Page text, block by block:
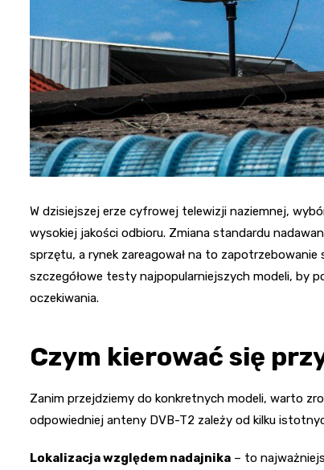
W dzisiejszej erze cyfrowej telewizji naziemnej,
wysokiej jakości odbioru. Zmiana standardu
sprzętu, a rynek zareagował na to
szczegółowe testy najpopularniejszych modeli, by
oczekiwania.
Czym kierować się
Zanim przejdziemy do konkretnych modeli, warto
odpowiedniej anteny DVB-T2 zależy od kilku
Lokalizacja względem nadajnika – to